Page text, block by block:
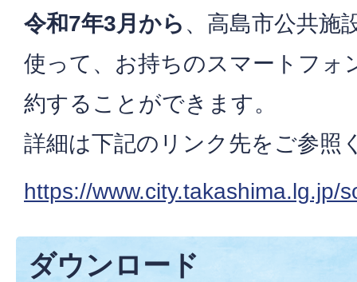
令和7年3月から 、高島市公共施
使って、お持ちのスマートフォ
約することができます。
詳細は下記のリンク先をご参照
https://www.city.takashima.lg.jp/
ダウンロード